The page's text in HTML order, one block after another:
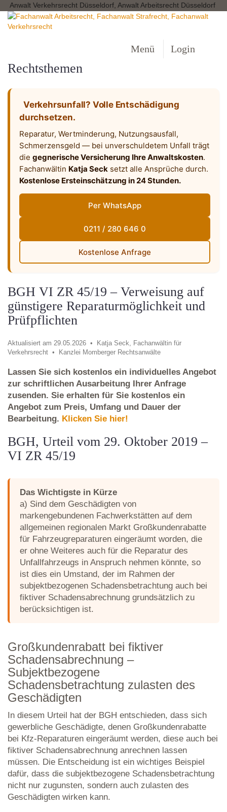
Anwalt Verkehrsrecht Düsseldorf, Anwalt Arbeitsrecht Düsseldorf
Menü Login
Rechtsthemen
Verkehrsunfall? Volle Entschädigung
durchsetzen.
Reparatur, Wertminderung, Nutzungsausfall,
Schmerzensgeld — bei unverschuldetem Unfall trägt
die gegnerische Versicherung Ihre Anwaltskosten.
Fachanwältin Katja Seck setzt alle Ansprüche durch.
Kostenlose Ersteinschätzung in 24 Stunden.
Per WhatsApp
0211 / 280 646 0
Kostenlose Anfrage
BGH VI ZR 45/19 – Verweisung auf
günstigere Reparaturmöglichkeit und
Prüfpflichten
Aktualisiert am 29.05.2026 •
Katja Seck, Fachanwältin für
Verkehrsrecht •
Kanzlei Momberger Rechtsanwälte
Lassen Sie sich kostenlos ein individuelles Angebot
zur schriftlichen Ausarbeitung Ihrer Anfrage
zusenden. Sie erhalten für Sie kostenlos ein
Angebot zum Preis, Umfang und Dauer der
Bearbeitung. Klicken Sie hier!
BGH, Urteil vom 29. Oktober 2019 –
VI ZR 45/19
Das Wichtigste in Kürze
a) Sind dem Geschädigten von
markengebundenen Fachwerkstätten auf dem
allgemeinen regionalen Markt Großkundenrabatte
für Fahrzeugreparaturen eingeräumt worden, die
er ohne Weiteres auch für die Reparatur des
Unfallfahrzeugs in Anspruch nehmen könnte, so
ist dies ein Umstand, der im Rahmen der
subjektbezogenen Schadensbetrachtung auch bei
fiktiver Schadensabrechnung grundsätzlich zu
berücksichtigen ist.
Großkundenrabatt bei fiktiver
Schadensabrechnung –
Subjektbezogene
Schadensbetrachtung zulasten des
Geschädigten
In diesem Urteil hat der BGH entschieden, dass sich
gewerbliche Geschädigte, denen Großkundenrabatte
bei Kfz-Reparaturen eingeräumt werden, diese auch bei
fiktiver Schadensabrechnung anrechnen lassen
müssen. Die Entscheidung ist ein wichtiges Beispiel
dafür, dass die subjektbezogene Schadensbetrachtung
nicht nur zugunsten, sondern auch zulasten des
Geschädigten wirken kann.